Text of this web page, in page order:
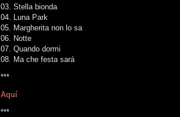
03. Stella bionda
04. Luna Park
05. Margherita non lo sa
06. Notte
07. Quando dormi
08. Ma che festa sará
***
Aquí
***